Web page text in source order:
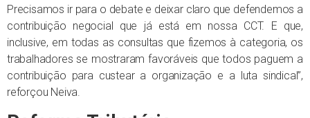
Precisamos ir para o debate e deixar claro que defendemos a
contribuição negocial que já está em nossa CCT. E que,
inclusive, em todas as consultas que fizemos à categoria, os
trabalhadores se mostraram favoráveis que todos paguem a
contribuição para custear a organização e a luta sindical”,
reforçou Neiva.